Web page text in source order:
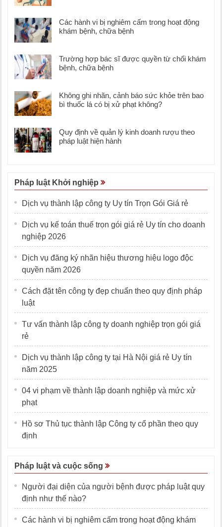
Các hành vi bị nghiêm cấm trong hoạt động
khám bệnh, chữa bệnh
Trường hợp bác sĩ được quyền từ chối khám
bệnh, chữa bệnh
Không ghi nhãn, cảnh báo sức khỏe trên bao
bì thuốc lá có bị xử phạt không?
Quy định về quản lý kinh doanh rượu theo
pháp luật hiện hành
Pháp luật Khởi nghiệp
Dịch vụ thành lập công ty Uy tín Trọn Gói Giá rẻ
Dịch vụ kế toán thuế trọn gói giá rẻ Uy tín cho doanh
nghiệp 2026
Dịch vụ đăng ký nhãn hiệu thương hiệu logo độc
quyền năm 2026
Cách đặt tên công ty đẹp chuẩn theo quy định pháp
luật
Tư vấn thành lập công ty doanh nghiệp trọn gói giá
rẻ
Dịch vụ thành lập công ty tại Hà Nội giá rẻ Uy tín
năm 2025
04 vi phạm về thành lập doanh nghiệp và mức xử
phạt
Hồ sơ Thủ tục thành lập Công ty cổ phần theo quy
định
Pháp luật và cuộc sống
Người đại diện của người bệnh được pháp luật quy
định như thế nào?
Các hành vi bị nghiêm cấm trong hoạt động khám